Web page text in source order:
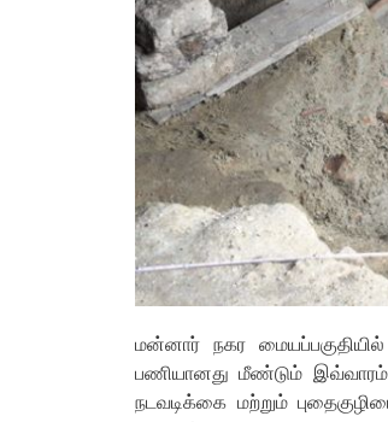
மன்னார் நகர
பணியானது மீண்டும் இவ்வாரம்
நடவடிக்கை மற்றும்